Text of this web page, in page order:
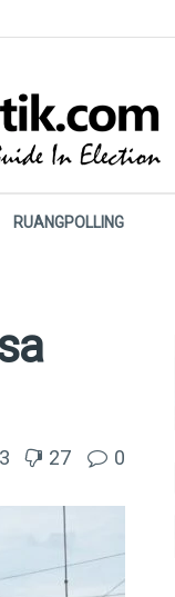
RUANGPOLLING
27 0